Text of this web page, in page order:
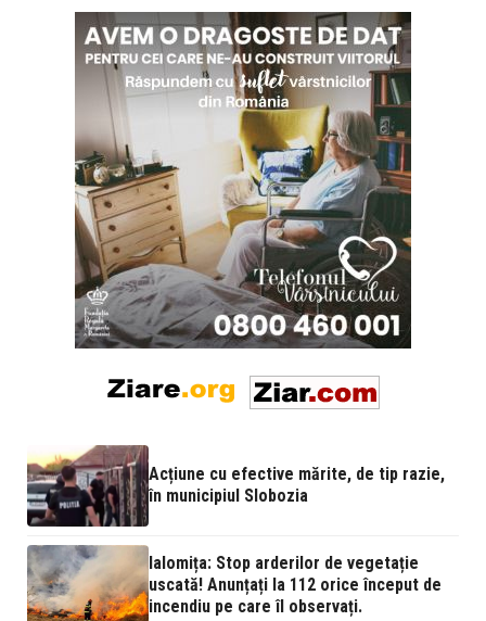
Acțiune cu efective mărite, de tip razie,
în municipiul Slobozia
Ialomița: Stop arderilor de vegetație
uscată! Anunțați la 112 orice început de
incendiu pe care îl observați.